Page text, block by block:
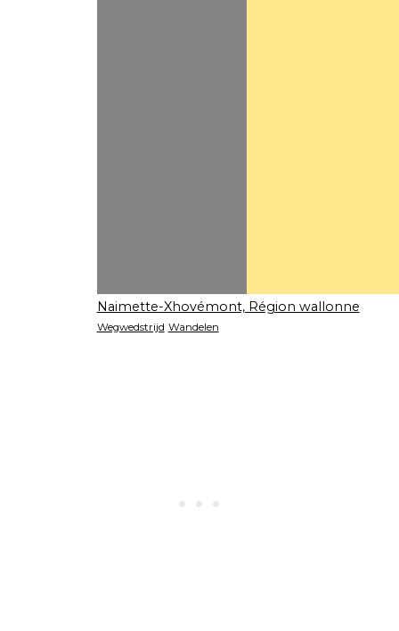
Naimette-Xhovémont, Région wallonne
Wegwedstrijd Wandelen